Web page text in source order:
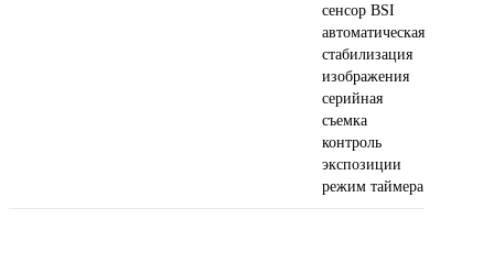
сенсор BSI
автоматическая
стабилизация
изображения
серийная
съемка
контроль
экспозиции
режим таймера